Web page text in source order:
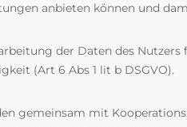
anbieten können und
der Daten des
(Art 6 Abs 1 lit b DSGVO).
gemeinsam mit